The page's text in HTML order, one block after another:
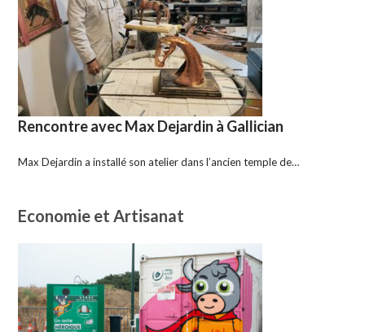
Rencontre avec Max Dejardin à Gallician
Max Dejardin a installé son atelier dans l’ancien temple de…
Economie et Artisanat